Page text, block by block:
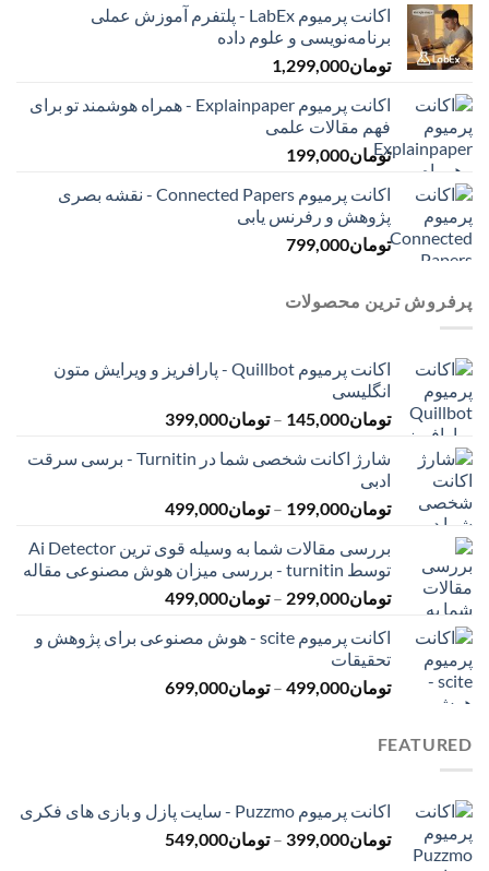
اکانت پرمیوم LabEx - پلتفرم آموزش عملی
برنامه‌نویسی و علوم داده
تومان1,299,000
اکانت پرمیوم Explainpaper - همراه هوشمند تو برای
فهم مقالات علمی
تومان199,000
اکانت پرمیوم Connected Papers - نقشه بصری
پژوهش و رفرنس یابی
تومان799,000
پرفروش ترین محصولات
اکانت پرمیوم Quillbot - پارافریز و ویرایش متون
انگلیسی
تومان145,000
– تومان399,000
تومان145,000
تومان399,000
شارژ اکانت شخصی شما در Turnitin - برسی سرقت
ادبی
تومان199,000
– تومان499,000محدوده
تومان199,000
تا
تومان499,000
بررسی مقالات شما به وسیله قوی ترین Ai Detector
توسط turnitin - بررسی میزان هوش مصنوعی مقاله
تومان299,000
– تومان499,000محدوده
تومان299,000
تومان499,000
اکانت پرمیوم scite - هوش مصنوعی برای پژوهش و
تحقیقات
تومان499,000
– تومان699,000محدوده
FEATURED
اکانت پرمیوم Puzzmo - سایت پازل و بازی های فکری
تومان399,000
– تومان549,000